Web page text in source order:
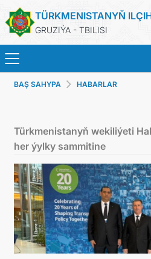
TÜRKMENISTANYŇ
GRUZIÝA - TBILISI
ГЛАВНАЯ
КОНСУЛЬСКИЕ
МИД
КОНТАКТНЫЕ
BAŞ SAHYPA HABARLAR
Türkmenistanyň wekiliýeti
her ýylky sammitine